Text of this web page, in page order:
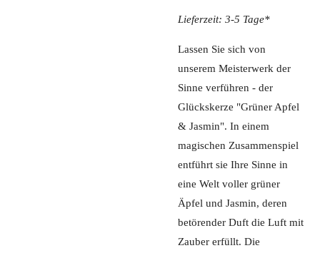
Lieferzeit: 3-5 Tage*
Lassen Sie sich von
unserem Meisterwerk der
Sinne verführen - der
Glückskerze "Grüner Apfel
& Jasmin". In einem
magischen Zusammenspiel
entführt sie Ihre Sinne in
eine Welt voller grüner
Äpfel und Jasmin, deren
betörender Duft die Luft mit
Zauber erfüllt. Die